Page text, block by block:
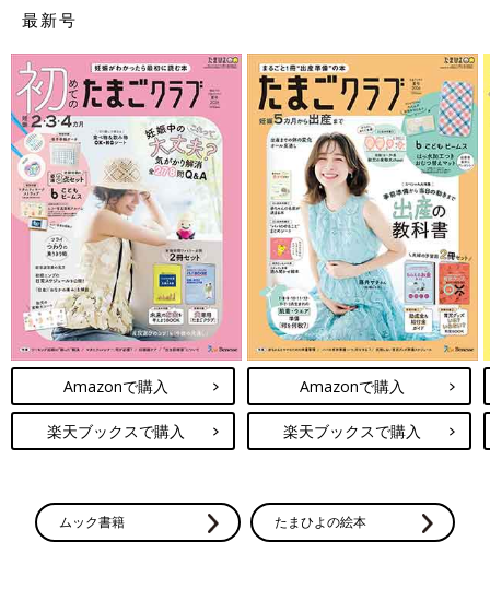
最新号
Amazonで購入
楽天ブックスで購入
Amazonで購入
楽天ブックスで購入
ムック書籍 たまひよの絵本